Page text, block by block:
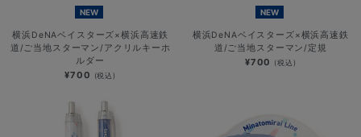
NEW
横浜DeNAベイスターズ×横浜高速鉄
道/ご当地スターマン/アクリルキーホ
ルダー
¥700 (税込)
NEW
横浜DeNAベイスターズ×横浜高速鉄
道/ご当地スターマン/定規
¥700 (税込)